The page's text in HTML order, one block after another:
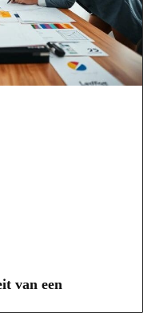
van een